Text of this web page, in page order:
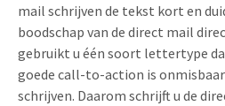
mail schrijven de tekst kort en
boodschap van de direct mail
gebruikt u één soort lettertype
goede call-to-action is
schrijven. Daarom schrijft u de